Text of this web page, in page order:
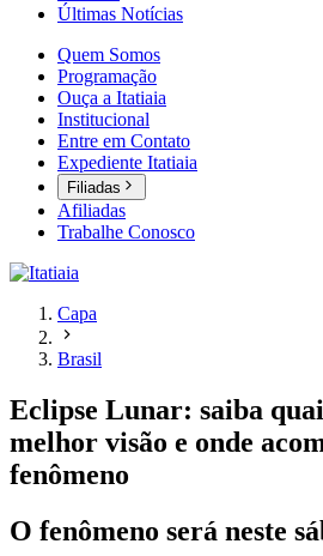
Últimas Notícias
Quem Somos
Programação
Ouça a Itatiaia
Institucional
Entre em Contato
Expediente Itatiaia
Filiadas
Afiliadas
Trabalhe Conosco
Capa
Brasil
Eclipse Lunar: saiba
melhor visão e onde
fenômeno
O fenômeno será neste